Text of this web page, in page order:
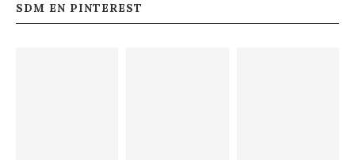
SDM EN PINTEREST